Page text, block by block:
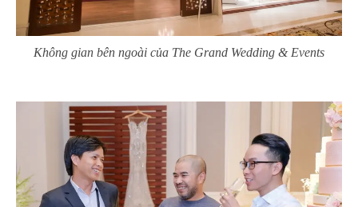
Không gian bên ngoài của The Grand Wedding & Events